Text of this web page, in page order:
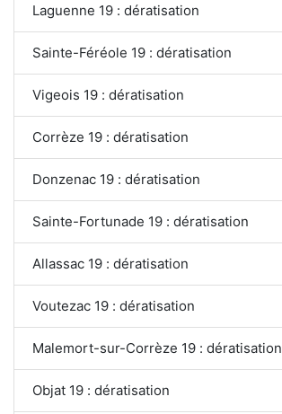
Laguenne 19 : dératisation
Sainte-Féréole 19 : dératisation
Vigeois 19 : dératisation
Corrèze 19 : dératisation
Donzenac 19 : dératisation
Sainte-Fortunade 19 : dératisation
Allassac 19 : dératisation
Voutezac 19 : dératisation
Malemort-sur-Corrèze 19 : dératisation
Objat 19 : dératisation